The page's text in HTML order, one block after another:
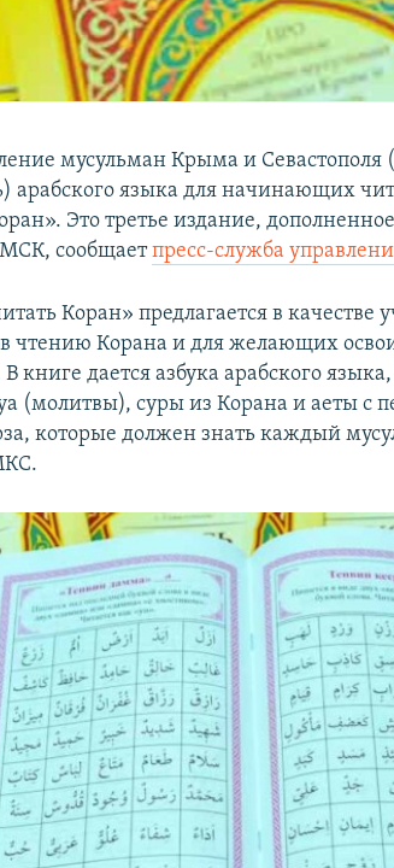
мусульман Крыма и
арабского языка для начинающих
Это третье издание,
сообщаетпресс-служба
Коран» предлагается в качестве
чтению Корана и для желающих
В книге дается азбука арабского
(молитвы), суры из Корана и аеты с
которые должен знать каждый